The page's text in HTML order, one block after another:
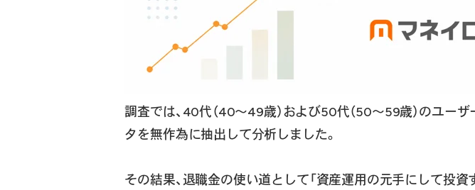
調査では、40代（40〜49歳）および50代（50～59歳）のユー
タを無作為に抽出して分析しました。
その結果、退職金の使い道として「資産運用の元手にして投資